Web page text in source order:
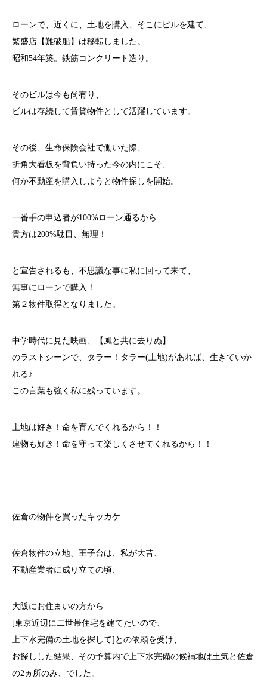
ローンで、近くに、土地を購入、そこにビルを建て、
繁盛店【難破船】は移転しました。
昭和54年築。鉄筋コンクリート造り。
そのビルは今も尚有り、
ビルは存続して賃貸物件として活躍しています。
その後、生命保険会社で働いた際、
折角大看板を背負い持った今の内にこそ、
何か不動産を購入しようと物件探しを開始。
一番手の申込者が100%ローン通るから
貴方は200%駄目、無理！
と宣告されるも、不思議な事に私に回って来て、
無事にローンで購入！
第２物件取得となりました。
中学時代に見た映画、【風と共に去りぬ】
のラストシーンで、タラー！タラー(土地)があれば、生きていか
れる♪
この言葉も強く私に残っています。
土地は好き！命を育んでくれるから！！
建物も好き！命を守って楽しくさせてくれるから！！
佐倉の物件を買ったキッカケ
佐倉物件の立地、王子台は、私が大昔、
不動産業者に成り立ての頃、
大阪にお住まいの方から
[東京近辺に二世帯住宅を建てたいので、
上下水完備の土地を探して]との依頼を受け、
お探しした結果、その予算内で上下水完備の候補地は土気と佐倉
の2ヵ所のみ、でした。